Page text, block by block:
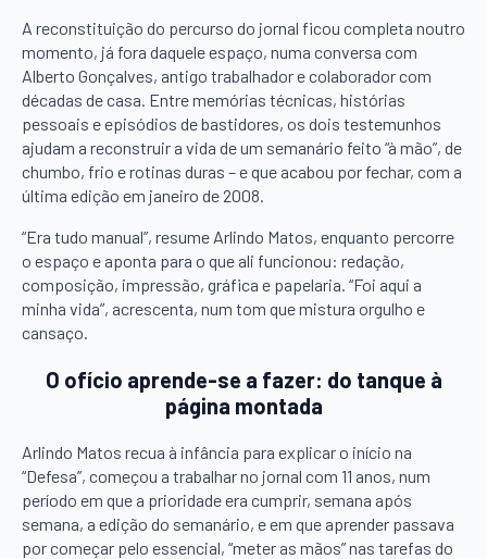
A reconstituição do percurso do jornal ficou completa noutro
momento, já fora daquele espaço, numa conversa com
Alberto Gonçalves, antigo trabalhador e colaborador com
décadas de casa. Entre memórias técnicas, histórias
pessoais e episódios de bastidores, os dois testemunhos
ajudam a reconstruir a vida de um semanário feito “à mão”, de
chumbo, frio e rotinas duras – e que acabou por fechar, com a
última edição em janeiro de 2008.
“Era tudo manual”, resume Arlindo Matos, enquanto percorre
o espaço e aponta para o que ali funcionou: redação,
composição, impressão, gráfica e papelaria. “Foi aqui a
minha vida”, acrescenta, num tom que mistura orgulho e
cansaço.
O ofício aprende-se a fazer: do tanque à
página montada
Arlindo Matos recua à infância para explicar o início na
“Defesa”, começou a trabalhar no jornal com 11 anos, num
período em que a prioridade era cumprir, semana após
semana, a edição do semanário, e em que aprender passava
por começar pelo essencial, “meter as mãos” nas tarefas do